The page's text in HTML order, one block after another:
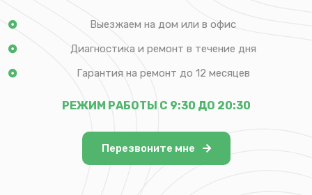
Выезжаем на дом или в офис
Диагностика и ремонт в течение дня
Гарантия на ремонт до 12 месяцев
РЕЖИМ РАБОТЫ С 9:30 ДО 20:30
Перезвоните мне